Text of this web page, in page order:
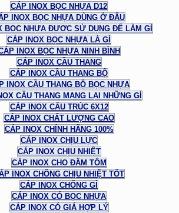
CÁP INOX BỌC NHỰA D12
INOX BỌC NHỰA DÙNG Ở ĐÂU
BỌC NHỰA ĐƯỢC SỬ DỤNG ĐỂ LÀM GÌ
CÁP INOX BỌC NHỰA LÀ GÌ
INOX BỌC NHỰA NINH BÌNH
CÁP INOX CẦU THANG
CÁP INOX CẦU THANG BỘ
INOX CẦU THANG BỘ BỌC NHỰA
CẦU THANG MANG LẠI NHỮNG GÌ
CÁP INOX CẤU TRÚC 6X12
CÁP INOX CHẤT LƯỢNG CAO
CÁP INOX CHÍNH HÃNG 100%
CÁP INOX CHỊU LỰC
CÁP INOX CHỊU NHIỆT
CÁP INOX CHO ĐẦM TÔM
INOX CHỐNG CHỊU NHIỆT TỐT
CÁP INOX CHỐNG GỈ
CÁP INOX CÓ BỌC NHỰA
CÁP INOX CÓ GIÁ HỢP LÝ